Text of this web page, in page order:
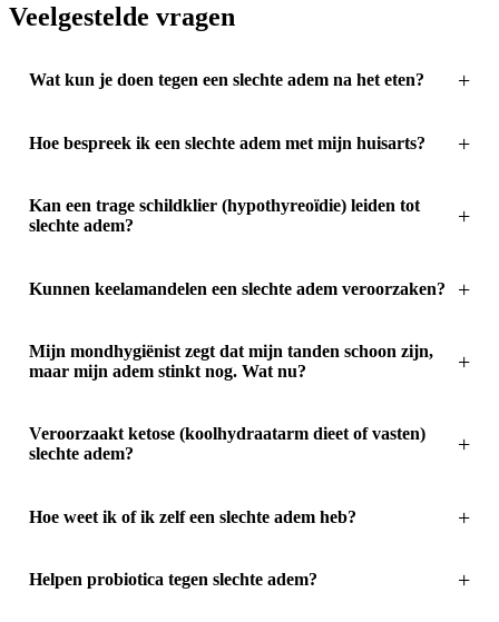
Veelgestelde vragen
Wat kun je doen tegen een slechte adem na het eten?
Hoe bespreek ik een slechte adem met mijn huisarts?
Kan een trage schildklier (hypothyreoïdie) leiden tot
slechte adem?
Kunnen keelamandelen een slechte adem veroorzaken?
Mijn mondhygiënist zegt dat mijn tanden schoon zijn,
maar mijn adem stinkt nog. Wat nu?
Veroorzaakt ketose (koolhydraatarm dieet of vasten)
slechte adem?
Hoe weet ik of ik zelf een slechte adem heb?
Helpen probiotica tegen slechte adem?